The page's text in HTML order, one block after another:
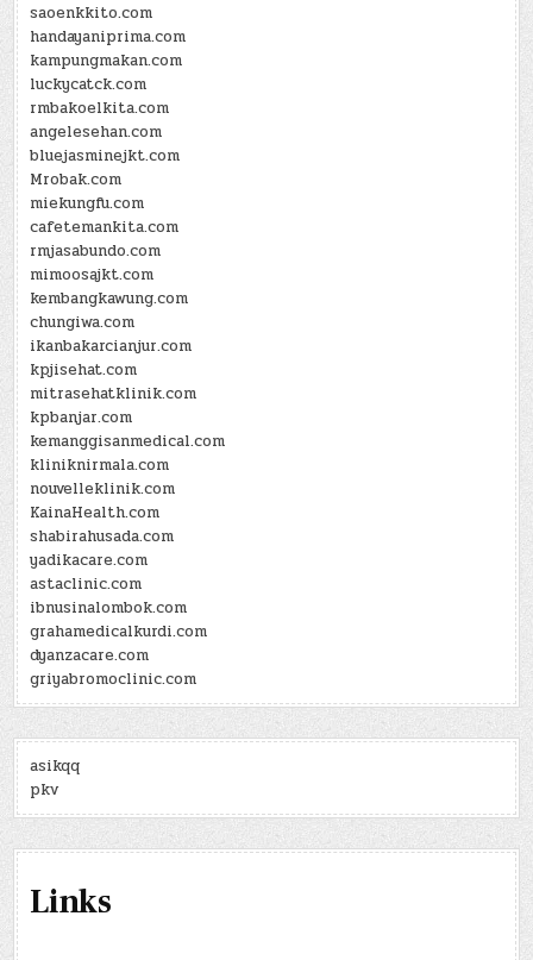
saoenkkito.com
handayaniprima.com
kampungmakan.com
luckycatck.com
rmbakoelkita.com
angelesehan.com
bluejasminejkt.com
Mrobak.com
miekungfu.com
cafetemankita.com
rmjasabundo.com
mimoosajkt.com
kembangkawung.com
chungiwa.com
ikanbakarcianjur.com
kpjisehat.com
mitrasehatklinik.com
kpbanjar.com
kemanggisanmedical.com
kliniknirmala.com
nouvelleklinik.com
KainaHealth.com
shabirahusada.com
yadikacare.com
astaclinic.com
ibnusinalombok.com
grahamedicalkurdi.com
dyanzacare.com
griyabromoclinic.com
asikqq
pkv
Links